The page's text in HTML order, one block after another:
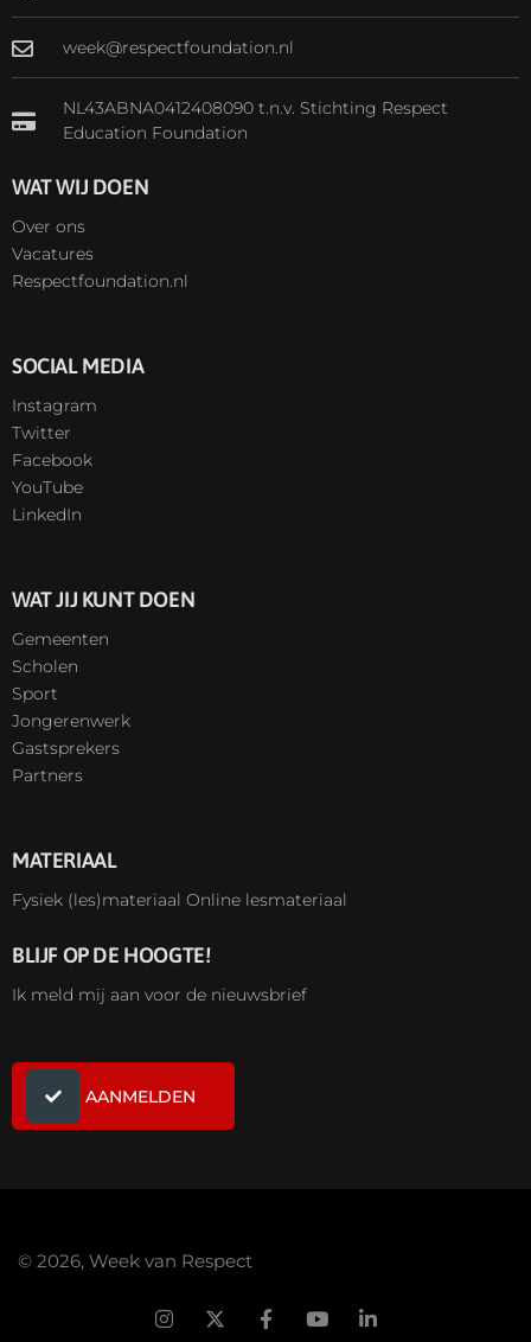
week@respectfoundation.nl
NL43ABNA0412408090 t.n.v. Stichting Respect
Education Foundation
WAT WIJ DOEN
Over ons
Vacatures
Respectfoundation.nl
SOCIAL MEDIA
Instagram
Twitter
Facebook
YouTube
LinkedIn
WAT JIJ KUNT DOEN
Gemeenten
Scholen
Sport
Jongerenwerk
Gastsprekers
Partners
MATERIAAL
Fysiek (les)materiaal Online lesmateriaal
BLIJF OP DE HOOGTE!
Ik meld mij aan voor de nieuwsbrief
AANMELDEN
© 2026, Week van Respect